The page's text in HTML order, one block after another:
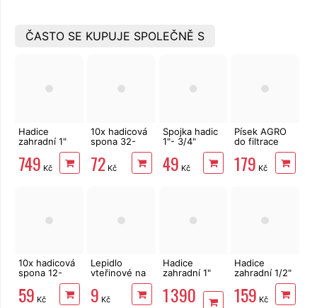
ČASTO SE KUPUJE SPOLEČNĚ S
Hadice
zahradní 1"
25 m Bradas
Sprint
749 Kč
10x hadicová
spona 32-
50mm pro
hadici 1,5"
72 Kč
Spojka hadic
1"- 3/4"
White
49 Kč
Písek AGRO
do filtrace
bazénů 0,6 -
1,20 mm 25kg
179 Kč
10x hadicová
spona 12-
22mm pro
hadici 1/2"
59 Kč
Lepidlo
vteřinové na
kov, plast,
gumu i dřevo
9 Kč
Hadice
zahradní 1"
Sprint
1 390
Hadice
zahradní 1/2"
20 m Bradas
Sprint
159 Kč